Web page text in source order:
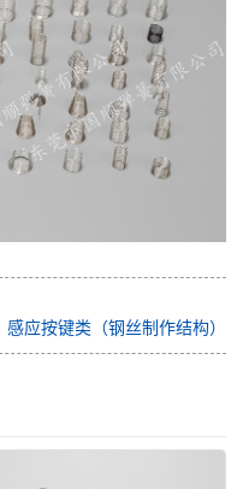
感应按键类（钢丝制作结构）